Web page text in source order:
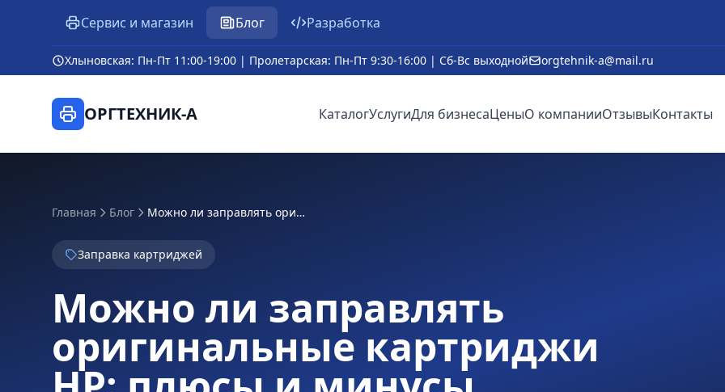
Сервис и магазин Блог Разработка
Хлыновская: Пн-Пт 11:00-19:00 | Пролетарская: Пн-Пт 9:30-16:00 | Сб-Вс выходной orgtehnik-a@mail.ru
ОРГТЕХНИК-А КаталогУслугиДля бизнесаЦеныО компанииОтзывыКонтакты
Главная Блог Можно ли заправлять оригинальные картриджи HP: плюсы и минусы
Заправка картриджей
Можно ли заправлять
оригинальные картриджи